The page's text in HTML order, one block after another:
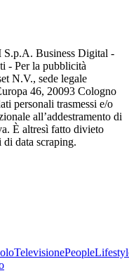
S.p.A. Business Digital -
- Per la pubblicità
N.V., sede legale
46, 20093 Cologno
personali trasmessi e/o
all’addestramento di
È altresì fatto divieto
di data scraping.
TelevisionePeople